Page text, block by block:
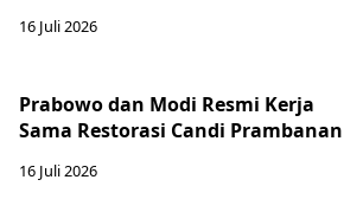
16 Juli 2026
Prabowo dan Modi Resmi Kerja
Sama Restorasi Candi Prambanan
16 Juli 2026